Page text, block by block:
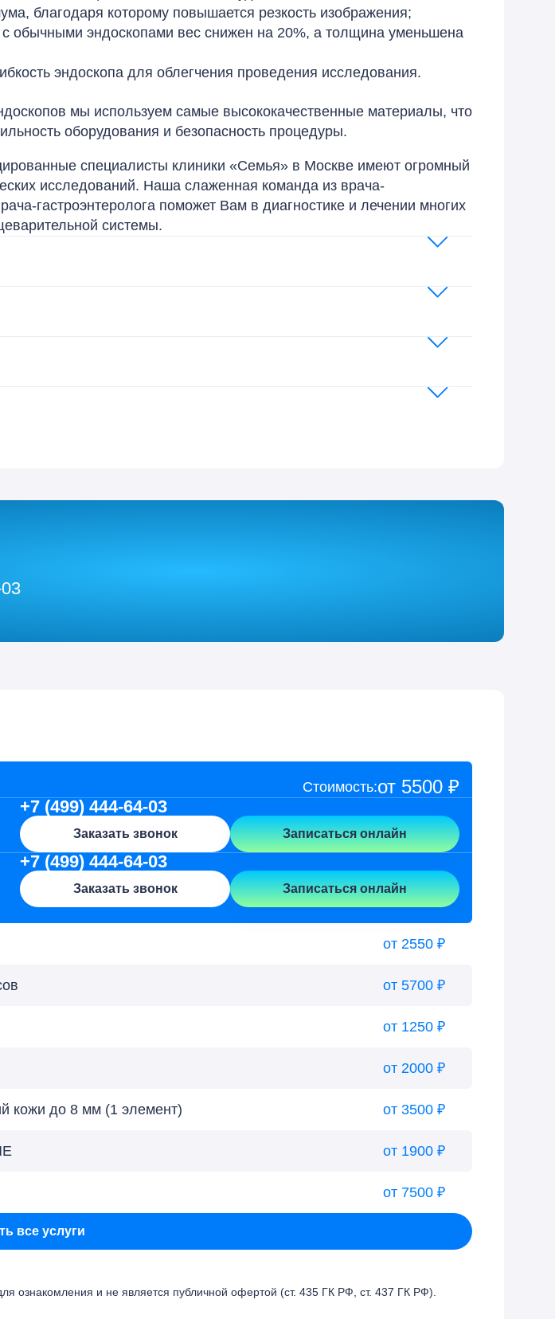
благодаря которому повышается резкость изображения;
обычными эндоскопами вес снижен на 20%, а толщина уменьшена
эндоскопа для облегчения проведения исследования.
мы используем самые высококачественные материалы, что
оборудования и безопасность процедуры.
специалисты клиники «Семья» в Москве имеют огромный
исследований. Наша слаженная команда из врача-
гастроэнтеролога поможет Вам в диагностике и лечении многих
системы.
Стоимость:от 5500 ₽
+7 (499) 444-64-03
Заказать звонок Записаться онлайн
+7 (499) 444-64-03
Заказать звонок Записаться онлайн
от 2550 ₽
от 5700 ₽
от 1250 ₽
от 2000 ₽
кожи до 8 мм (1 элемент) от 3500 ₽
от 1900 ₽
от 7500 ₽
все услуги
и не является публичной офертой (ст. 435 ГК РФ, cт. 437 ГК РФ).